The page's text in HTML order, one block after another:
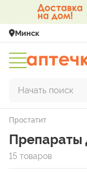
Минск
Начать поиск
Простатит
Препараты
15 товаров